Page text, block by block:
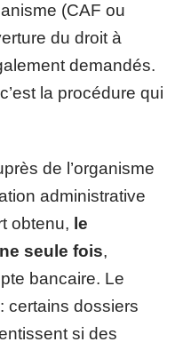
(CAF ou
du droit à
demandés.
la procédure qui
de l’organisme
administrative
obtenu, le
seule fois,
bancaire. Le
certains dossiers
si des